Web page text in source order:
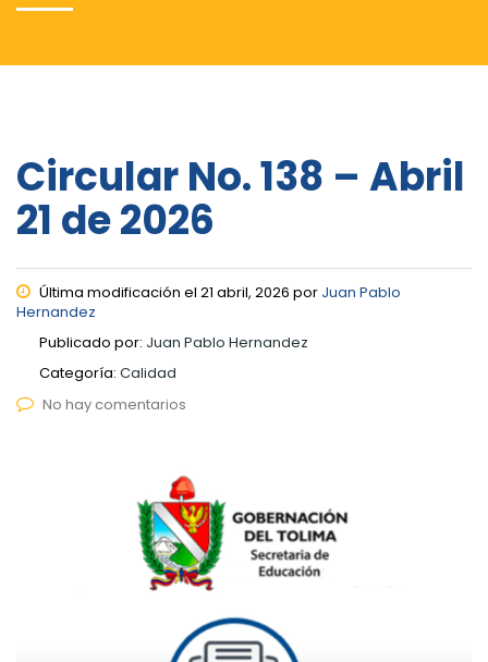
Circular No. 138 – Abril
21 de 2026
Última modificación el 21 abril, 2026 por Juan Pablo
Hernandez
Publicado por: Juan Pablo Hernandez
Categoría: Calidad
No hay comentarios